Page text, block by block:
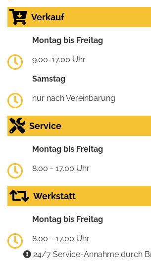
Verkauf
Montag bis Freitag
9.00-17.00 Uhr
Samstag
nur nach Vereinbarung
Service
Montag bis Freitag
8.00 - 17.00 Uhr
Werkstatt
Montag bis Freitag
8.00 - 17.00 Uhr
24/7 Service-Annahme durch